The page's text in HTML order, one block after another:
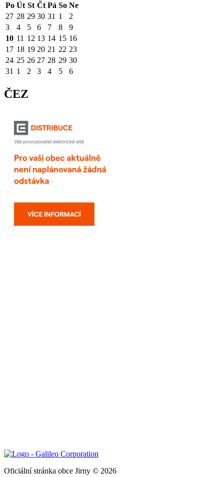
Po Út St Čt Pá So Ne
27 28 29 30 31 1
2
3
4 5 6 7 8
9
10 11 12 13 14 15 16
17 18 19 20 21 22 23
24 25 26 27 28 29 30
31 1 2 3 4 5 6
ČEZ
Oficiální stránka obce Jirny © 2026